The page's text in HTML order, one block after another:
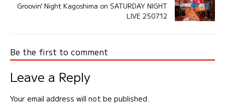
Groovin’ Night Kagoshima on SATURDAY NIGHT
LIVE 250712
Be the first to comment
Leave a Reply
Your email address will not be published.